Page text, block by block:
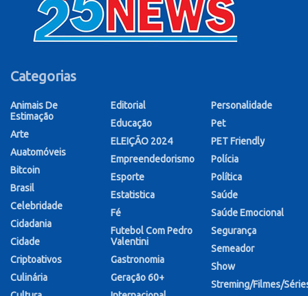
Categorias
Animais De
Estimação
Arte
Auatomóveis
Bitcoin
Brasil
Celebridade
Cidadania
Cidade
Criptoativos
Culinária
Editorial
Educação
ELEIÇÃO 2024
Empreendedorismo
Esporte
Estatistica
Fé
Futebol Com Pedro
Valentini
Gastronomia
Geração 60+
Personalidade
Pet
PET Friendly
Polícia
Política
Saúde
Saúde Emocional
Segurança
Semeador
Show
Streming/Filmes/